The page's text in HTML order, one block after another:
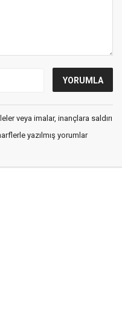
veya imalar, inançlara saldırı
yazılmış yorumlar